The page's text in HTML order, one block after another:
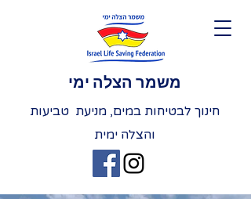
משמר הצלה ימי
חינוך לבטיחות במים, מניעת טביעות
והצלה ימית